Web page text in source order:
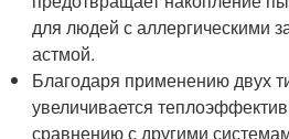
для людей с аллергическими
астмой.
Благодаря применению двух
увеличивается
сравнению с другими